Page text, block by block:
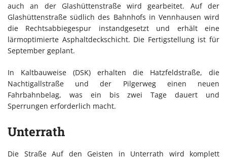
auch an der Glashüttenstraße wird gearbeitet. Auf der
Glashüttenstraße südlich des Bahnhofs in Vennhausen wird
die Rechtsabbiegespur instandgesetzt und erhält eine
lärmoptimierte Asphaltdeckschicht. Die Fertigstellung ist für
September geplant.
In Kaltbauweise (DSK) erhalten die Hatzfeldstraße, die
Nachtigallstraße und der Pilgerweg einen neuen
Fahrbahnbelag, was ein bis zwei Tage dauert und
Sperrungen erforderlich macht.
Unterrath
Die Straße Auf den Geisten in Unterrath wird komplett